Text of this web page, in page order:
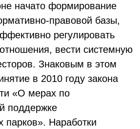
начато формирование
правовой базы,
регулировать
вести системную
Знаковым в этом
в 2010 году закона
«О мерах по
поддержке
парков». Наработки